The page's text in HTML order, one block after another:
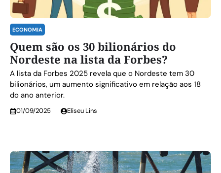
ECONOMIA
Quem são os 30 bilionários do
Nordeste na lista da Forbes?
A lista da Forbes 2025 revela que o Nordeste tem 30
bilionários, um aumento significativo em relação aos 18
do ano anterior.
01/09/2025 Eliseu Lins